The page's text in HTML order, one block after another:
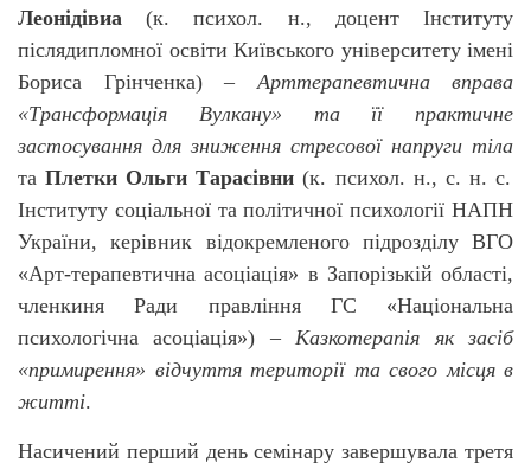
Леонідівиа (к. психол. н., доцент Інституту
післядипломної освіти Київського університету імені
Бориса Грінченка) – Арттерапевтична вправа
«Трансформація Вулкану» та її практичне
застосування для зниження стресової напруги тіла
таПлетки Ольги Тарасівни (к. психол. н., с. н. с.
Інституту соціальної та політичної психології НАПН
України, керівник відокремленого підрозділу ВГО
«Арт-терапевтична асоціація» в Запорізькій області,
членкиня Ради правління ГС «Національна
психологічна асоціація») – Казкотерапія як засіб
«примирення» відчуття території та свого місця в
житті.
Насичений перший день семінару завершувала третя